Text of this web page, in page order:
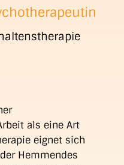
als eine Art
eignet sich
Hemmendes